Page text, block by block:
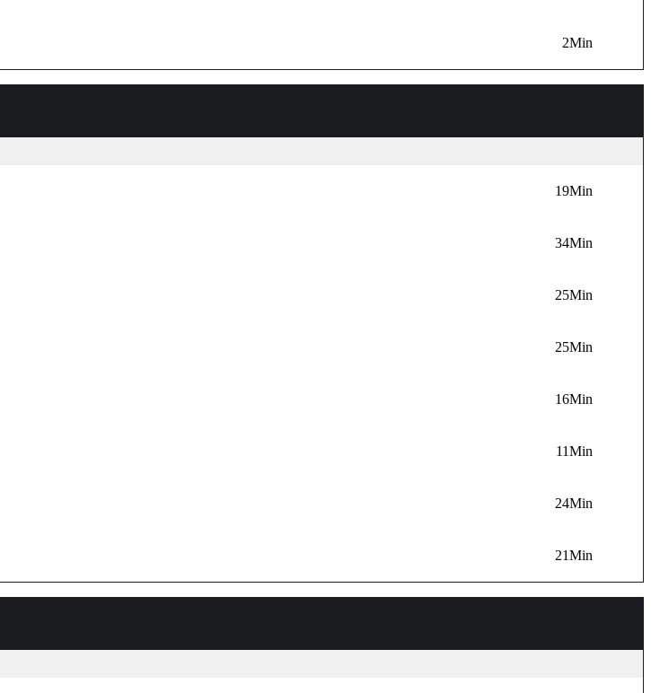
2Min
19Min
34Min
25Min
25Min
16Min
11Min
24Min
21Min